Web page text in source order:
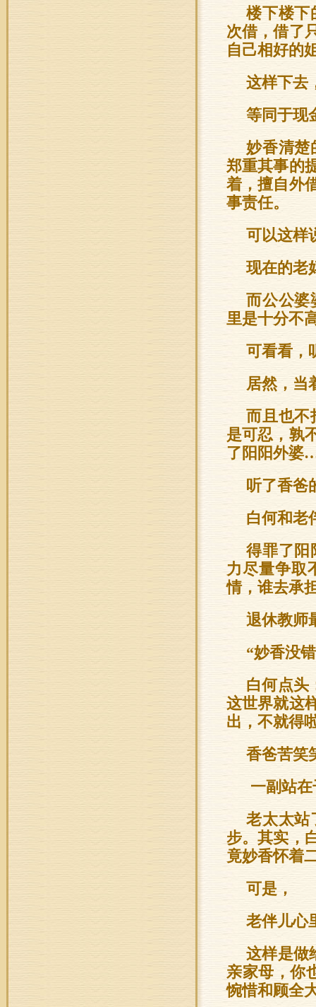
楼下楼下
次借，借了
自己相好的
这样下去
等同于现
妙香清楚
郑重其事的
着，擅自外
事责任。
可以这样
现在的老
而公公婆
里是十分不
可看看，
居然，当
而且也不
是可忍，孰
了阳阳外
听了香爸
白何和老
得罪了阳
力尽量争取
情，谁去承
退休教师
“妙香没
白何点头
这世界就这
出，不就得
香爸苦笑
一副站
老太太站
步。其实，
竟妙香怀着
可是，
老伴儿心
这样是做
亲家母，你
惋惜和顾全